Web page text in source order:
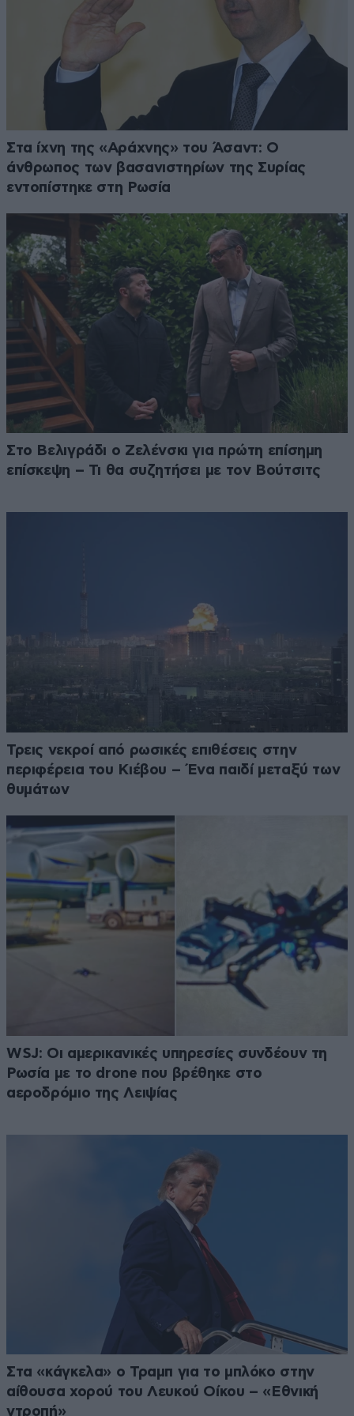
Στα ίχνη της «Αράχνης» του Άσαντ: Ο
άνθρωπος των βασανιστηρίων της Συρίας
εντοπίστηκε στη Ρωσία
Στο Βελιγράδι ο Ζελένσκι για πρώτη επίσημη
επίσκεψη – Τι θα συζητήσει με τον Βούτσιτς
Τρεις νεκροί από ρωσικές επιθέσεις στην
περιφέρεια του Κιέβου – Ένα παιδί μεταξύ των
θυμάτων
WSJ: Οι αμερικανικές υπηρεσίες συνδέουν τη
Ρωσία με το drone που βρέθηκε στο
αεροδρόμιο της Λειψίας
Στα «κάγκελα» ο Τραμπ για το μπλόκο στην
αίθουσα χορού του Λευκού Οίκου – «Εθνική
ντροπή»